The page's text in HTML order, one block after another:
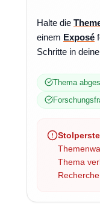
Halte die
einem Exposé
Schritte in
Thema
Thema
Recherche.